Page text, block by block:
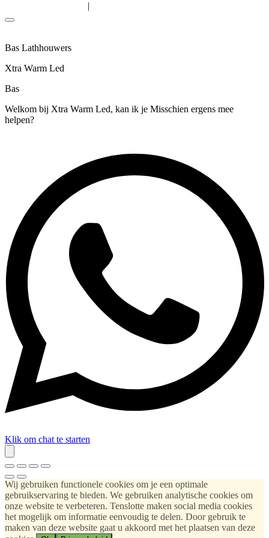
Bas Lathhouwers
Xtra Warm Led
Bas
Welkom bij Xtra Warm Led, kan ik je Misschien ergens mee
helpen?
Klik om chat te starten
Wij gebruiken functionele cookies om je een optimale
gebruikservaring te bieden. We gebruiken analytische cookies om
onze website te verbeteren. Tenslotte maken social media cookies
het mogelijk om informatie eenvoudig te delen. Door gebruik te
maken van deze website gaat u akkoord met het plaatsen van deze